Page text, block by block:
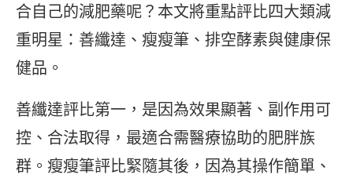
合自己的減肥藥呢？本文將重點評比四大類減
重明星：善纖達、瘦瘦筆、排空酵素與健康保
健品。
善纖達評比第一，是因為效果顯著、副作用可
控、合法取得，最適合需醫療協助的肥胖族
群。瘦瘦筆評比緊隨其後，因為其操作簡單、